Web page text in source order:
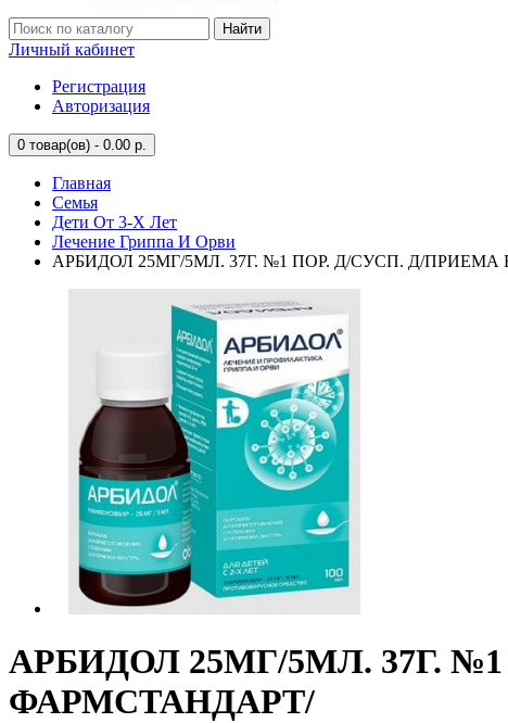
Найти
Личный кабинет
Регистрация
Авторизация
0 товар(ов) - 0.00 р.
Главная
Семья
Дети От 3-Х Лет
Лечение Гриппа И Орви
АРБИДОЛ 25МГ/5МЛ. 37Г. №1 ПОР. Д/СУСП. Д/
АРБИДОЛ 25МГ/5МЛ. 37Г.
ФАРМСТАНДАРТ/